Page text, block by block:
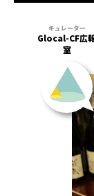
Glocal-CF広
室